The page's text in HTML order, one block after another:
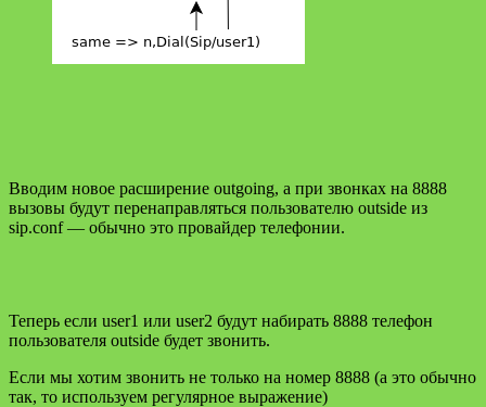
Вводим новое расширение outgoing, а при звонках на 8888
вызовы будут перенаправляться пользователю outside из
sip.conf — обычно это провайдер телефонии.
Теперь если user1 или user2 будут набирать 8888 телефон
пользователя outside будет звонить.
Если мы хотим звонить не только на номер 8888 (а это обычно
так, то используем регулярное выражение)